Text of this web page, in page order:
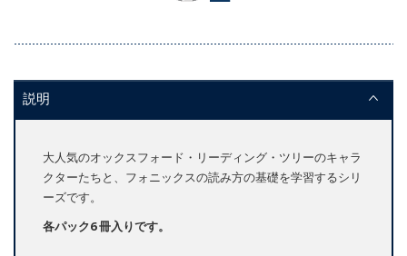
説明
大人気のオックスフォード・リーディング・ツリーのキャラ
クターたちと、フォニックスの読み方の基礎を学習するシリ
ーズです。
各パック6 冊入りです。